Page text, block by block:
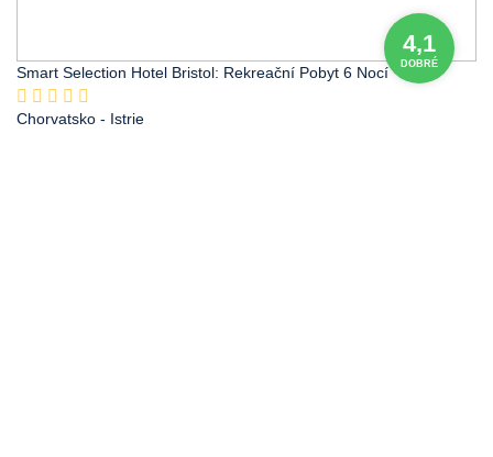
4,1
DOBRÉ
Smart Selection Hotel Bristol: Rekreační Pobyt 6 Nocí
Chorvatsko - Istrie